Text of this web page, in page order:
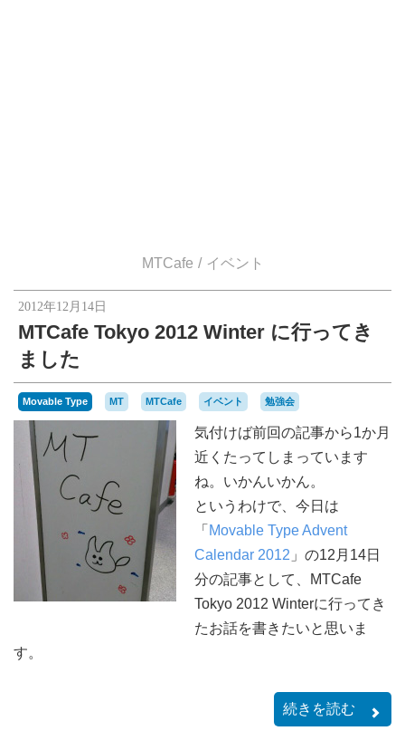
MTCafe イベント
2012年12月14日
MTCafe Tokyo 2012 Winter に行ってき
ました
Movable Type MT MTCafe イベント 勉強会
気付けば前回の記事から1か月
近くたってしまっています
ね。いかんいかん。
というわけで、今日は
「 Movable Type Advent
Calendar 2012 」の12月14日
分の記事として、MTCafe
Tokyo 2012 Winterに行ってき
たお話を書きたいと思いま
す。
続きを読む